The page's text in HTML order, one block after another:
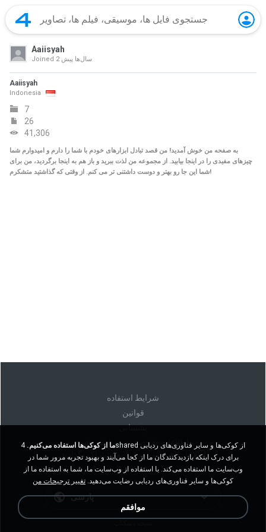
Aaiisyah
Joined 2 سال‌ها پیش
Aaiisyah
Indonesia
7
26
41,306
به صفحه من خوش آمدید! من قصد تبادل ابزارهای خودم با شما را دارم و امیدوارم شما
چیزهای مفیدی را در اینجا بیابید. از مجموعه من لذت ببرید و باز هم به اینجا برگردید، من برای
شما این جا رو بهتر و دوست داشتنی تر می کنم. از وقتی که گذاشتید متشکرم!
شرايط استفاده
قوانين
پشتیبانی
اطلاعات شخصی من را نفروشید
اطلاعات شخصی من را به اشتراک نگذارید
پارسی
ما از کوکی‌ها استفاده می‌کنیم. 4shared از کوکی‌ها و سایر فناوری‌های ردیابی
برای درک اینکه بازدیدکنندگان ما از کجا می‌آیند و بهبود تجربه مرور شما در
وب‌سایت ما استفاده می‌کند. با استفاده از وب‌سایت ما، شما به استفاده ما از
کوکی‌ها و سایر فناوری‌های ردیابی رضایت می‌دهید. تغییر ترجیحات من
موافقم